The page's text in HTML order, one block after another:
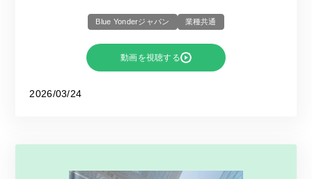
Blue Yonderジャパン 業種共通
動画を視聴する
2026/03/24